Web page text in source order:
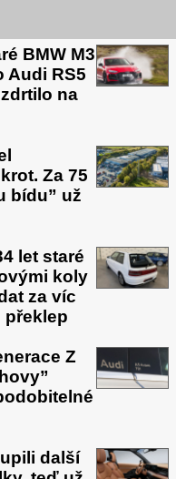
BMW M3
Audi RS5
na
Za 75
bídu” už
let staré
koly
za víc
překlep
Z
další